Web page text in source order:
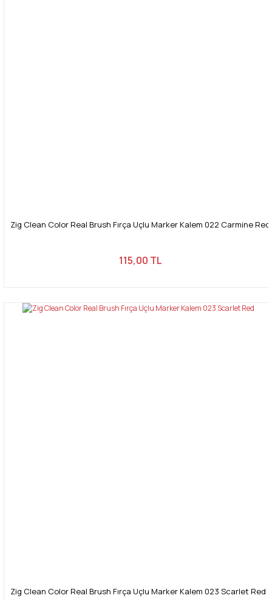
Zig Clean Color Real Brush Fırça Uçlu Marker Kalem 022 Carmine Red
115,00 TL
Zig Clean Color Real Brush Fırça Uçlu Marker Kalem 023 Scarlet Red